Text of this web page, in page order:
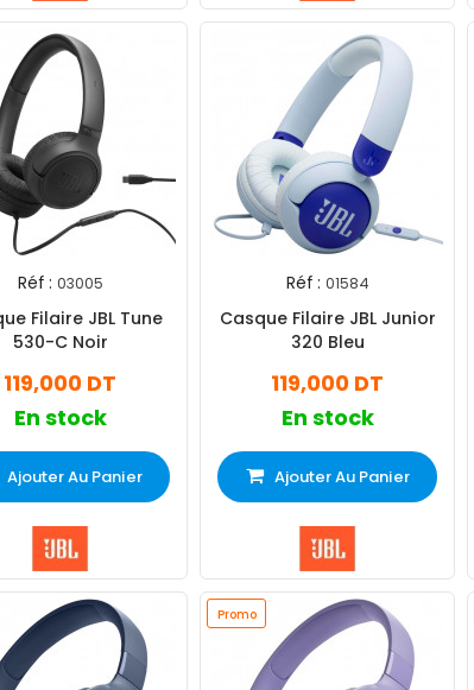
Réf : 03005
Filaire JBL Tune
530-C Noir
119,000 DT
En stock
Ajouter Au Panier
Réf : 01584
Casque Filaire JBL Junior
320 Bleu
119,000 DT
En stock
Ajouter Au Panier
Promo